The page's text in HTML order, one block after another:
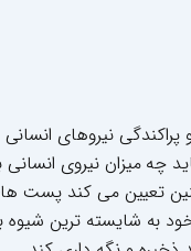
نیروهای
میزان نیروی انسانی
تعیین می کند پست
به شایسته ترین شیوه